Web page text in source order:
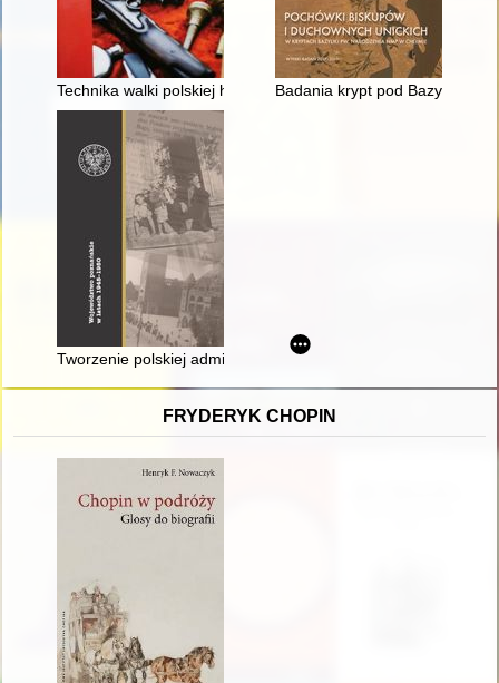
Technika walki polskiej husarii z moskiewskimi włócznikami w
Badania krypt pod Bazyliką :
Tworzenie polskiej administracji na ziemi lubuskiej od
FRYDERYK CHOPIN